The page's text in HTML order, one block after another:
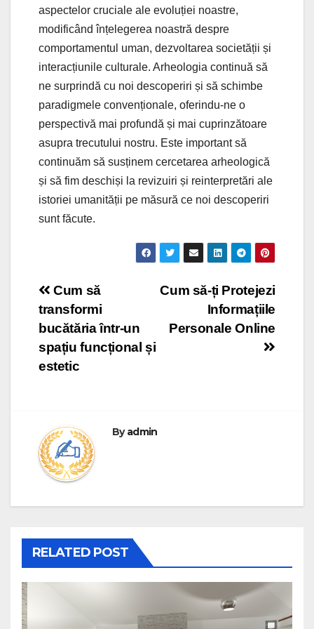
aspectelor cruciale ale evoluției noastre,
modificând înțelegerea noastră despre
comportamentul uman, dezvoltarea societății și
interacțiunile culturale. Arheologia continuă să
ne surprindă cu noi descoperiri și să schimbe
paradigmele convenționale, oferindu-ne o
perspectivă mai profundă și mai cuprinzătoare
asupra trecutului nostru. Este important să
continuăm să susținem cercetarea arheologică
și să fim deschiși la revizuiri și reinterpretări ale
istoriei umanității pe măsură ce noi descoperiri
sunt făcute.
Post
navigation
Cum să-ți Protejezi
Informațiile
Personale Online
Cum să
transformi
bucătăria într-un
spațiu funcțional și
estetic
Byadmin
RELATED POST